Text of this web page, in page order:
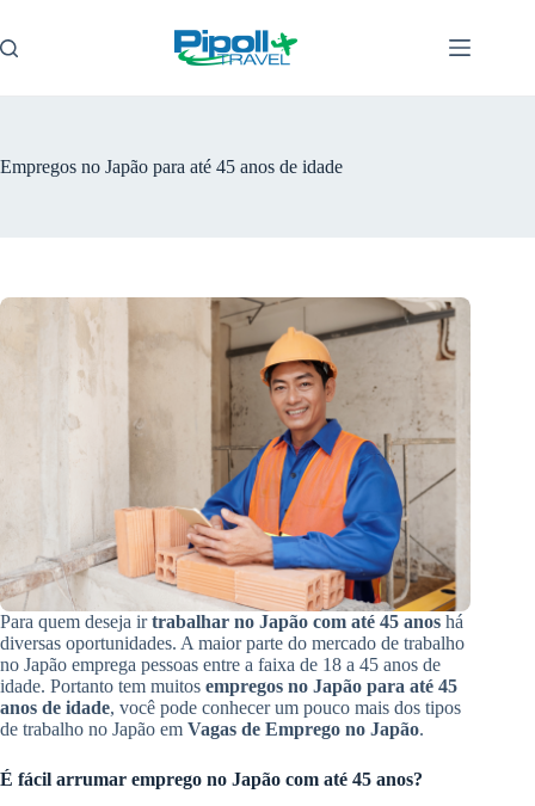
o
Empregos no Japão para até 45 anos de idade
Para quem deseja irtrabalhar no Japão com até 45 anos há
diversas oportunidades. A maior parte do mercado de trabalho
no Japão emprega pessoas entre a faixa de 18 a 45 anos de
idade. Portanto tem muitos empregos no Japão para até 45
anos de idade, você pode conhecer um pouco mais dos tipos
de trabalho no Japão em Vagas de Emprego no Japão.
É fácil arrumar emprego no Japão com até 45 anos?